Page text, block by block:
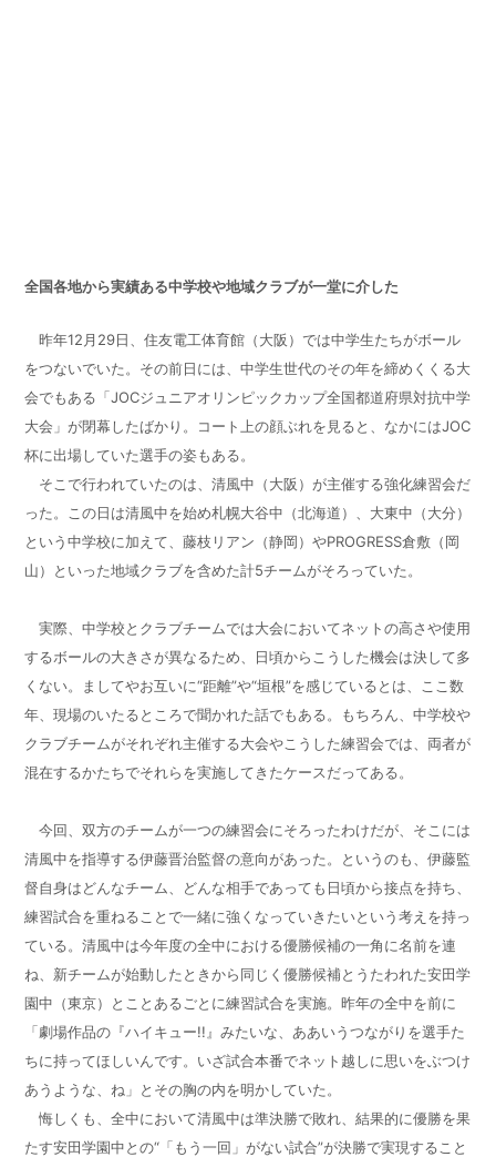
全国各地から実績ある中学校や地域クラブが一堂に介した
昨年12 月 29日、住友電工体育館（大阪）では中学生たちがボール
をつないでいた。その前日には、中学生世代のその年を締めくくる大
会でもある「JOCジュニアオリンピックカップ全国都道府県対抗中学
大会」が閉幕したばかり。コート上の顔ぶれを見ると、なかにはJOC
杯に出場していた選手の姿もある。
そこで行われていたのは、清風中（大阪）が主催する強化練習会だ
った。この日は清風中を始め札幌大谷中（北海道）、大東中（大分）
という中学校に加えて、藤枝リアン（静岡）やPROGRESS倉敷（岡
山）といった地域クラブを含めた計5チームがそろっていた。
実際、中学校とクラブチームでは大会においてネットの高さや使用
するボールの大きさが異なるため、日頃からこうした機会は決して多
くない。ましてやお互いに“距離”や“垣根”を感じているとは、ここ数
年、現場のいたるところで聞かれた話でもある。もちろん、中学校や
クラブチームがそれぞれ主催する大会やこうした練習会では、両者が
混在するかたちでそれらを実施してきたケースだってある。
今回、双方のチームが一つの練習会にそろったわけだが、そこには
清風中を指導する伊藤晋治監督の意向があった。というのも、伊藤監
督自身はどんなチーム、どんな相手であっても日頃から接点を持ち、
練習試合を重ねることで一緒に強くなっていきたいという考えを持っ
ている。清風中は今年度の全中における優勝候補の一角に名前を連
ね、新チームが始動したときから同じく優勝候補とうたわれた安田学
園中（東京）とことあるごとに練習試合を実施。昨年の全中を前に
「劇場作品の『ハイキュー!!』みたいな、ああいうつながりを選手た
ちに持ってほしいんです。いざ試合本番でネット越しに思いをぶつけ
あうような、ね」とその胸の内を明かしていた。
悔しくも、全中において清風中は準決勝で敗れ、結果的に優勝を果
たす安田学園中との“「もう一回」がない試合”が決勝で実現すること